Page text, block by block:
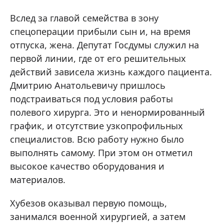
Вслед за главой семейства в зону
спецоперации прибыли сын и, на время
отпуска, жена. Депутат Госдумы служил на
первой линии, где от его решительных
действий зависела жизнь каждого пациента.
Дмитрию Анатольевичу пришлось
подстраиваться под условия работы
полевого хирурга. Это и ненормированный
график, и отсутствие узкопрофильных
специалистов. Всю работу нужно было
выполнять самому. При этом он отметил
высокое качество оборудования и
материалов.
Хубезов оказывал первую помощь,
занимался военной хирургией, а затем